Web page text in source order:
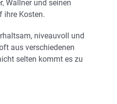
Wallner und seinen
ihre Kosten.
niveauvoll und
aus verschiedenen
selten kommt es zu